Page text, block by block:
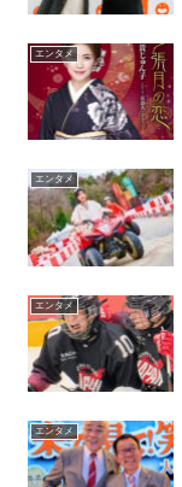
エンタメ
エンタメ
エンタメ
エンタメ